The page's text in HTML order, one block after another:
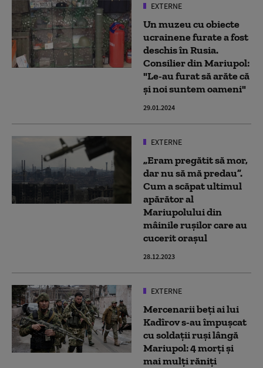
EXTERNE
Un muzeu cu obiecte
ucrainene furate a fost
deschis în Rusia.
Consilier din Mariupol:
"Le-au furat să arăte că
şi noi suntem oameni"
29.01.2024
EXTERNE
„Eram pregătit să mor,
dar nu să mă predau”.
Cum a scăpat ultimul
apărător al
Mariupolului din
mâinile rușilor care au
cucerit orașul
28.12.2023
EXTERNE
Mercenarii beți ai lui
Kadîrov s-au împușcat
cu soldații ruși lângă
Mariupol: 4 morți și
mai mulți răniți